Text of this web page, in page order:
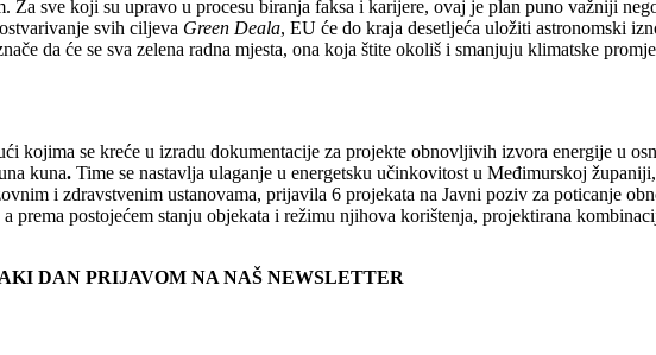
sve koji su upravo u procesu biranja faksa i karijere, ovaj je plan puno važniji
svih ciljeva Green Deala, EU će do kraja desetljeća uložiti astronomski
da će se sva zelena radna mjesta, ona koja štite okoliš i smanjuju klimatske
kojima se kreće u izradu dokumentacije za projekte obnovljivih izvora energije u
kuna. Time se nastavlja ulaganje u energetsku učinkovitost u Međimurskoj
i zdravstvenim ustanovama, prijavila 6 projekata na Javni poziv za poticanje
postojećem stanju objekata i režimu njihova korištenja, projektirana
DAN PRIJAVOM NA NAŠ NEWSLETTER